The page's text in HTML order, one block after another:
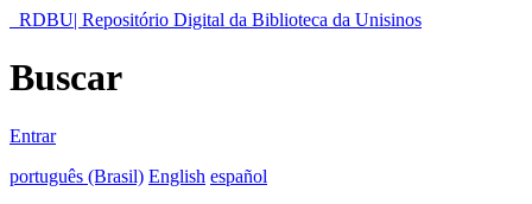
RDBU| Repositório Digital da Biblioteca da Unisinos
Buscar
Entrar
português (Brasil) English español